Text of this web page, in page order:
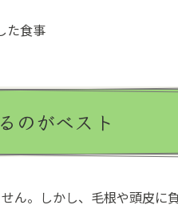
た食事
のがベスト
ん。しかし、毛根や頭皮に